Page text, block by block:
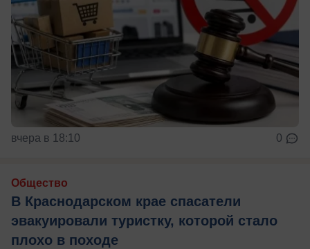
вчера в 18:10 0
Общество
В Краснодарском крае спасатели
эвакуировали туристку, которой стало
плохо в походе